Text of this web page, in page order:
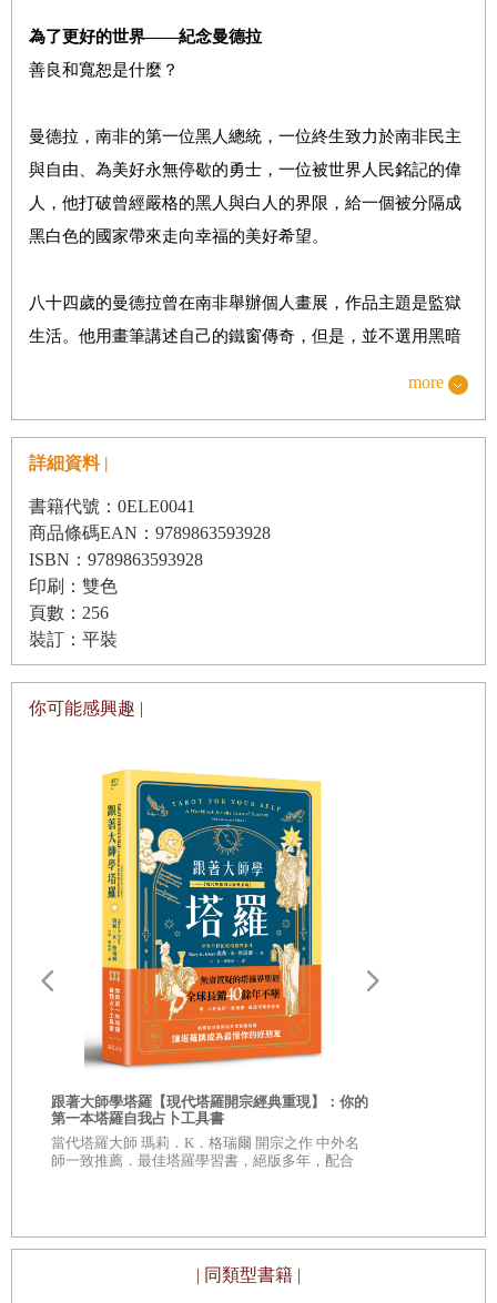
為了更好的世界——紀念曼德拉
善良和寬恕是什麼？
曼德拉，南非的第一位黑人總統，一位終生致力於南非民主
與自由、為美好永無停歇的勇士，一位被世界人民銘記的偉
人，他打破曾經嚴格的黑人與白人的界限，給一個被分隔成
黑白色的國家帶來走向幸福的美好希望。
八十四歲的曼德拉曾在南非舉辦個人畫展，作品主題是監獄
生活。他用畫筆講述自己的鐵窗傳奇，但是，並不選用黑暗
畫下那個島，這也是我想與全世界人民分享的。我想告訴大
家，只要我們能接受生命中的挑戰，連最奇異的夢想都可實
現。」
是的，從一個終身監禁的囚犯到一國之首，這樣奇異的夢想
就發生在曼德拉的人生傳奇裡。從一九六二年六月入獄，到
一九九○年二月釋放，這位傳奇人物度過了二十七年半的囚
籠生涯。也正是在這近三十年的囚籠生涯裡，他明白了如果
沒有這樣的生涯也許就體悟不到的真理：真正的囚籠是自己
他曾經內心充滿仇恨，充滿對不公平的仇恨，充滿對敵人的
仇恨：「不論這個法院要怎樣對付我，它改變不了我內心的
仇恨，我力謀從這個國家的政治和社會生活中消除不公正和
不人道——只有通過消除這些才能消除我內心的仇恨。」
所以，他用自己的一生做鬥爭。不同的是，早年，他與不公
平鬥爭，與敵人鬥爭，正如他在一九六一年的演講說的：
「只有通過苦難和犧牲，通過武裝鬥爭，才能贏得自由。鬥
爭，就是我的生命。」後來，在漫長而孤獨的囚籠生活中，
他學會了與自己的狹隘和偏執鬥爭，並且最終他戰勝了自
我。「當我走出囚室邁向通往自由的監獄大門時，我已經清
楚，自己若不能把痛苦和怨恨留在身後，那麼其實我仍在獄
的歷程。
more
詳細資料 |
書籍代號：0ELE0041
商品條碼EAN：9789863593928
ISBN：9789863593928
印刷：雙色
頁數：256
裝訂：平裝
你可能感興趣 |
跟著大師學塔羅【現代塔羅開宗經典重現】：你的
第一本塔羅自我占卜工具書
當代塔羅大師 瑪莉．K．格瑞爾 開宗之作 中外名
師一致推薦．最佳塔羅學習書，絕版多年，配合
| 同類型書籍 |